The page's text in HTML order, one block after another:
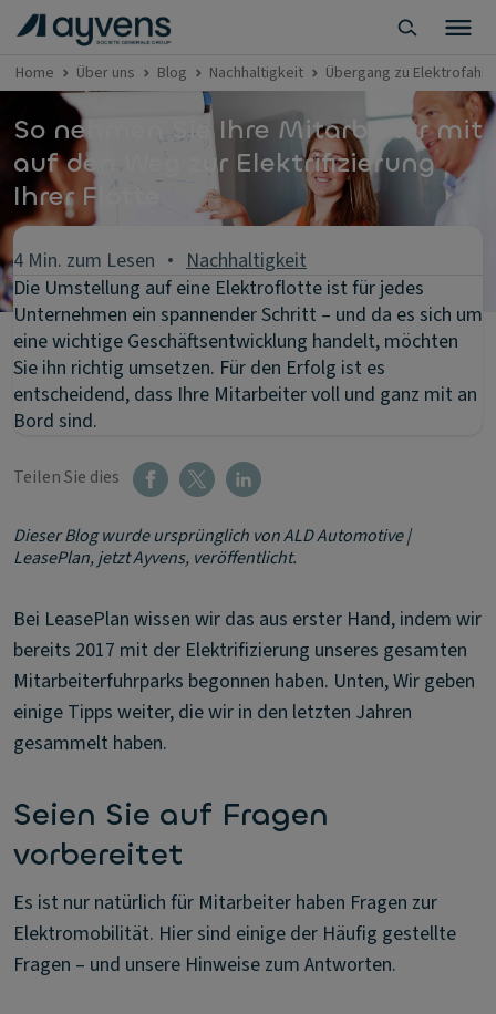
Home Über uns Blog Nachhaltigkeit Übergang zu
So nehmen Sie Ihre Mitarbeiter mit
auf den Weg zur Elektrifizierung
Ihrer Flotte
4 Min. zum Lesen
Nachhaltigkeit
Die Umstellung auf eine Elektroflotte ist für jedes
Unternehmen ein spannender Schritt – und da es sich um
eine wichtige Geschäftsentwicklung handelt, möchten
Sie ihn richtig umsetzen. Für den Erfolg ist es
entscheidend, dass Ihre Mitarbeiter voll und ganz mit an
Bord sind.
Teilen Sie dies
Dieser Blog wurde ursprünglich von ALD Automotive |
LeasePlan, jetzt Ayvens, veröffentlicht.
Bei LeasePlan wissen wir das aus erster Hand, indem wir
bereits 2017 mit der Elektrifizierung unseres gesamten
Mitarbeiterfuhrparks begonnen haben. Unten, Wir geben
einige Tipps weiter, die wir in den letzten Jahren
gesammelt haben.
Seien Sie auf Fragen
vorbereitet
Es ist nur natürlich für Mitarbeiter haben Fragen zur
Elektromobilität. Hier sind einige der Häufig gestellte
Fragen – und unsere Hinweise zum Antworten.